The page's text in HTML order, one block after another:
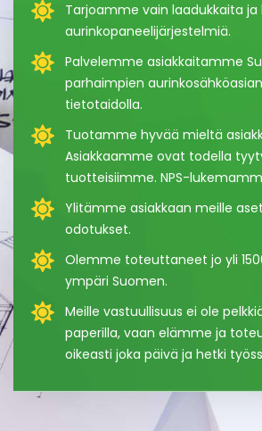
Tarjoamme vain laadukkaita
aurinkopaneelijärjestelmiä.
Palvelemme asiakkaitamme
parhaimpien
tietotaidolla.
Tuotamme hyvää mieltä
Asiakkaamme ovat todella
tuotteisiimme. NPS-
Ylitämme asiakkaan meille
odotukset.
Olemme toteuttaneet jo yli
ympäri Suomen.
Meille vastuullisuus ei ole
paperilla, vaan elämme ja
oikeasti joka päivä ja hetki